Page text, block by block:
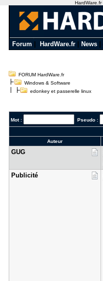
Forum HardWare.fr News
FORUM HardWare.fr
Windows & Software
edonkey et passerelle linux
Mot : Pseudo :
Auteur
GUG
Publicité